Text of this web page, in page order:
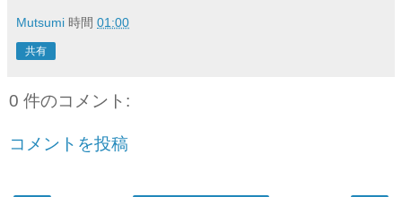
Mutsumi 時間 01:00
共有
0 件のコメント:
コメントを投稿